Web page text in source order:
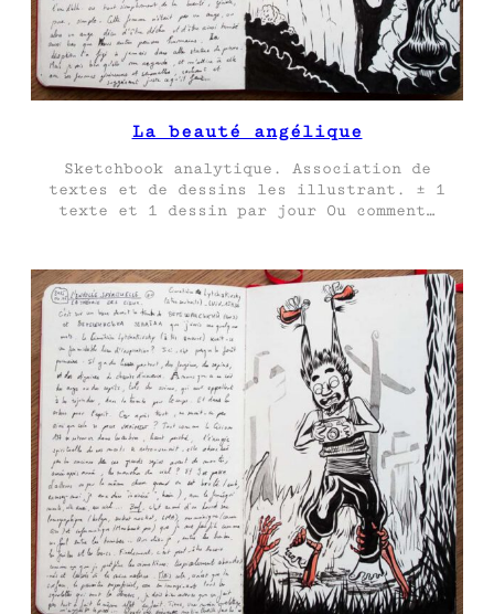
La beauté angélique
Sketchbook analytique. Association de
textes et de dessins les illustrant. ± 1
texte et 1 dessin par jour Ou comment…